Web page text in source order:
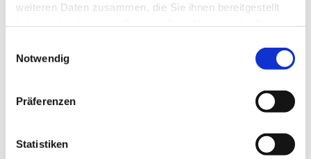
weiteren Daten zusammen, die Sie ihnen bereitgestellt
Notwendig
Präferenzen
Statistiken
Region: